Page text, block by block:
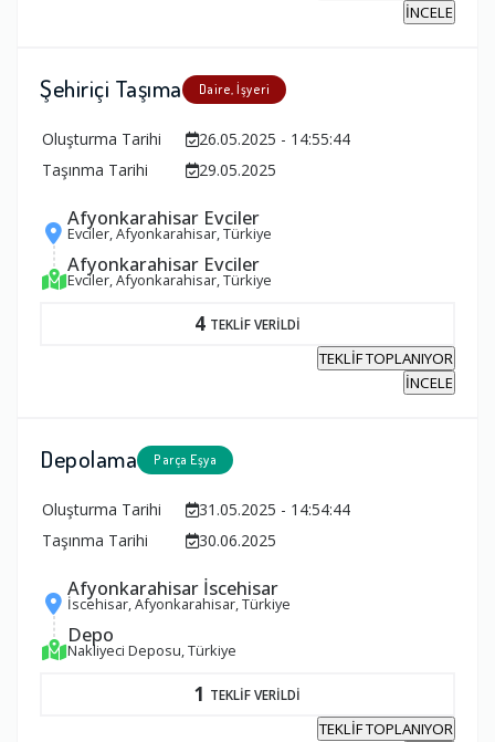
İNCELE
Şehiriçi Taşıma Daire, İşyeri
Oluşturma Tarihi
26.05.2025 - 14:55:44
Taşınma Tarihi
29.05.2025
Afyonkarahisar Evciler
Evciler, Afyonkarahisar, Türkiye
Afyonkarahisar Evciler
Evciler, Afyonkarahisar, Türkiye
4 TEKLİF VERİLDİ
TEKLİF TOPLANIYOR
İNCELE
Depolama Parça Eşya
Oluşturma Tarihi
31.05.2025 - 14:54:44
Taşınma Tarihi
30.06.2025
Afyonkarahisar İscehisar
İscehisar, Afyonkarahisar, Türkiye
Depo
Nakliyeci Deposu, Türkiye
1 TEKLİF VERİLDİ
TEKLİF TOPLANIYOR